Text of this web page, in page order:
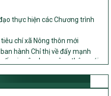
thực hiện các Chương trình
chí xã Nông thôn mới
hành Chỉ thị về đẩy mạnh
gia xây dựng nông thôn mới,
kinh tế – xã hội vùng đồng bào
2026 – 2030 trên địa bàn tỉnh